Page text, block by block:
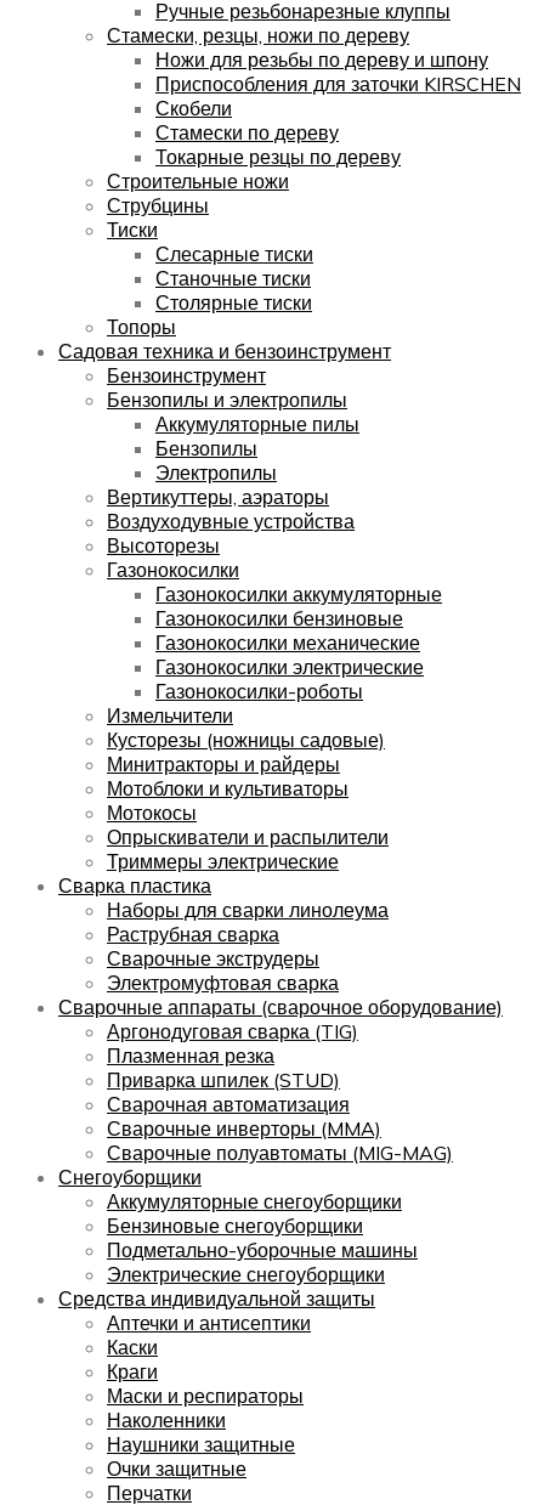
Ручные резьбонарезные клуппы
Стамески, резцы, ножи по дереву
Ножи для резьбы по дереву и шпону
Приспособления для заточки KIRSCHEN
Скобели
Стамески по дереву
Токарные резцы по дереву
Строительные ножи
Струбцины
Тиски
Слесарные тиски
Станочные тиски
Столярные тиски
Топоры
Садовая техника и бензоинструмент
Бензоинструмент
Бензопилы и электропилы
Аккумуляторные пилы
Бензопилы
Электропилы
Вертикуттеры, аэраторы
Воздуходувные устройства
Высоторезы
Газонокосилки
Газонокосилки аккумуляторные
Газонокосилки бензиновые
Газонокосилки механические
Газонокосилки электрические
Газонокосилки-роботы
Измельчители
Кусторезы (ножницы садовые)
Минитракторы и райдеры
Мотоблоки и культиваторы
Мотокосы
Опрыскиватели и распылители
Триммеры электрические
Сварка пластика
Наборы для сварки линолеума
Раструбная сварка
Сварочные экструдеры
Электромуфтовая сварка
Сварочные аппараты (сварочное оборудование)
Аргонодуговая сварка (TIG)
Плазменная резка
Приварка шпилек (STUD)
Сварочная автоматизация
Сварочные инверторы (MMA)
Сварочные полуавтоматы (MIG-MAG)
Снегоуборщики
Аккумуляторные снегоуборщики
Бензиновые снегоуборщики
Подметально-уборочные машины
Электрические снегоуборщики
Средства индивидуальной защиты
Аптечки и антисептики
Каски
Краги
Маски и респираторы
Наколенники
Наушники защитные
Очки защитные
Перчатки